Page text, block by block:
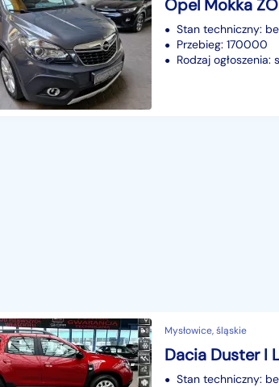
Stan techniczny:
Przebieg: 170000
Rodzaj ogłoszenia:
Mysłowice, śląskie
Stan techniczny: